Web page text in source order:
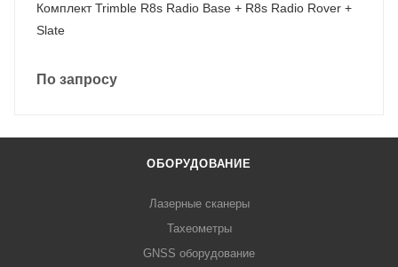
Комплект Trimble R8s Radio Base + R8s Radio Rover +
Slate
По запросу
ОБОРУДОВАНИЕ
Лазерные сканеры
Тахеометры
GNSS оборудование